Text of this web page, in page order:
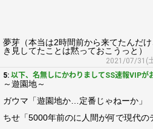
夢芽（本当は2時間前から来てたんだ
き見してたことは黙っておこうっと）
2021/07/31(
5: 以下、名無しにかわりましてSS速報VIPが
～遊園地～
ガウマ「遊園地か…定番じゃねーか」
ちせ「5000年前のに人間が何で現代の